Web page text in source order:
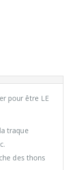
pour être LE
traque
des thons